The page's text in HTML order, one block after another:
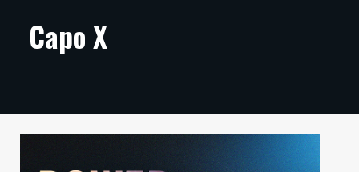
ARTIKKELIT
TECHBBS
Capo X